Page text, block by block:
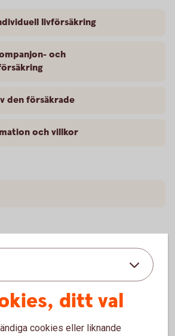
livförsäkring
och
den försäkrade
och villkor
AB ditt val
cookies eller liknande